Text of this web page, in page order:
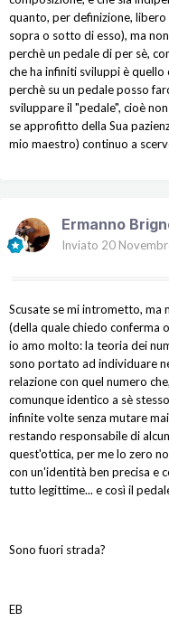
quanto, per definizione,
sopra o sotto di esso), ma
perchè un pedale di per sè,
che ha infiniti sviluppi è
perchè su un pedale posso
sviluppare il "pedale", cioè
se approfitto della Sua
mio maestro) continuo a
Ermanno
Inviato 20
Scusate se mi intrometto, ma
(della quale chiedo conferma
io amo molto: la teoria dei
sono portato ad individuare
relazione con quel numero
comunque identico a sè
infinite volte senza mutare
restando responsabile di
quest'ottica, per me lo zero
con un'identità ben precisa e
tutto legittime... e così il
Sono fuori strada?
EB